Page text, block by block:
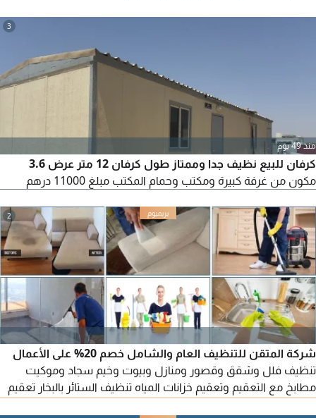
3
منذ 49 يوم
كرفان للبيع نظيف جدا وممتاز طول كرفان 12 متر عرض 3.6
مكون من غرفة كبيرة ومكتب وحمام المكتب مبلغ 11000 درهم
2
شركة المتقن للتنظيف العام والشامل خصم 20% على الأعمال
تنظيف فلل وشقق وقصور ومنازل وبيوت وخيم سجاد وموكيت
مطابخ مع التعقيم وتعقيم خزانات المياه تنظيف الستائر بالبخار تعقيم